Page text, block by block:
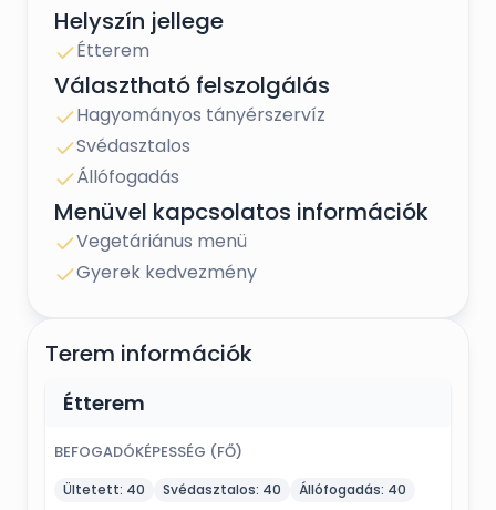
Helyszín jellege
Étterem
Választható felszolgálás
Hagyományos tányérszervíz
Svédasztalos
Állófogadás
Menüvel kapcsolatos információk
Vegetáriánus menü
Gyerek kedvezmény
Terem információk
Étterem
BEFOGADÓKÉPESSÉG (FŐ)
Ültetett: 40 Svédasztalos: 40 Állófogadás: 40